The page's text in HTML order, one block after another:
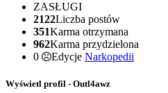
ZASŁUGI
2122Liczba postów
351Karma otrzymana
962Karma przydzielona
0
Edycje Narkopedii
Wyświetl profil - Outl4awz